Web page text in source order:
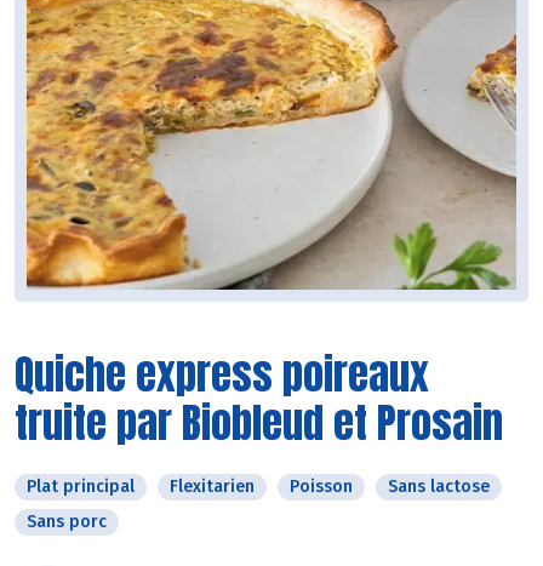
Quiche express poireaux
truite par Biobleud et Prosain
Plat principal Flexitarien Poisson
Sans lactose
Sans porc